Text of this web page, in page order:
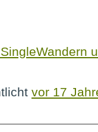
vor 17